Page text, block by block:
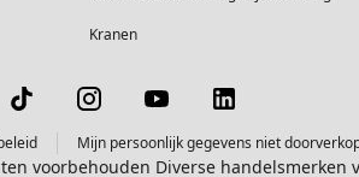
Kranen
Mijn persoonlijk gegevens niet
voorbehouden Diverse handelsmerken